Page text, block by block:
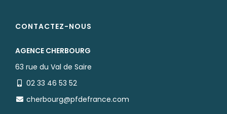
CONTACTEZ-NOUS
AGENCE CHERBOURG
63 rue du Val de Saire
02 33 46 53 52
cherbourg@pfdefrance.com